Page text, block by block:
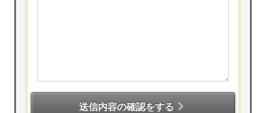
送信内容の確認をする